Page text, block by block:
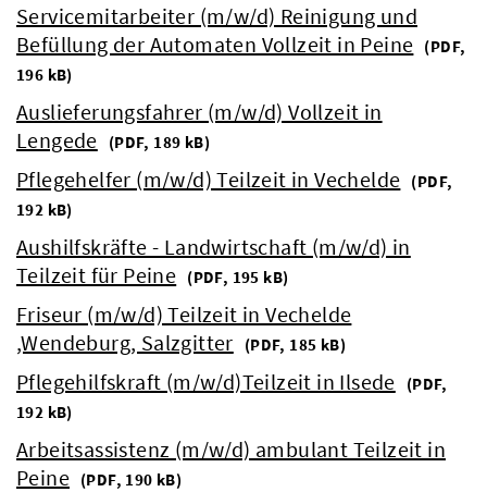
Servicemitarbeiter (m/w/d) Reinigung und
Befüllung der Automaten Vollzeit in Peine (PDF,
196 kB)
Auslieferungsfahrer (m/w/d) Vollzeit in
Lengede
(PDF, 189 kB)
Pflegehelfer (m/w/d) Teilzeit in Vechelde (PDF,
192 kB)
Aushilfskräfte - Landwirtschaft (m/w/d) in
Teilzeit für Peine (PDF, 195 kB)
Friseur (m/w/d) Teilzeit in Vechelde
,Wendeburg, Salzgitter
(PDF, 185 kB)
Pflegehilfskraft (m/w/d)Teilzeit in Ilsede (PDF,
192 kB)
Arbeitsassistenz (m/w/d) ambulant Teilzeit in
Peine (PDF, 190 kB)